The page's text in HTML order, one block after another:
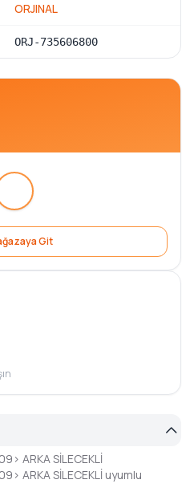
ORJINAL
ORJ-735606800
Git
ARKA SİLECEKLİ
ARKA SİLECEKLİ uyumlu